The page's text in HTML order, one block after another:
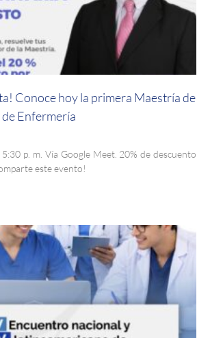
Conoce hoy la primera Maestría de
Enfermería
p. m. Vía Google Meet. 20% de descuento
este evento!